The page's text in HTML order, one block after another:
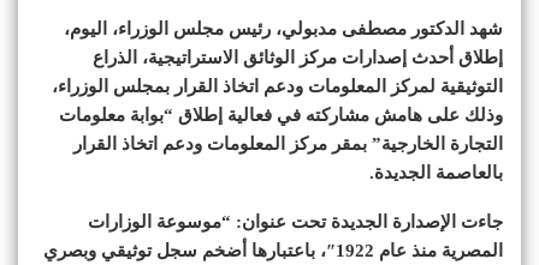
شهد الدكتور مصطفى مدبولي، رئيس مجلس الوزراء، اليوم،
إطلاق أحدث إصدارات مركز الوثائق الاستراتيجية، الذراع
التوثيقية لمركز المعلومات ودعم اتخاذ القرار بمجلس الوزراء،
وذلك على هامش مشاركته في فعالية إطلاق “بوابة معلومات
التجارة الخارجية” بمقر مركز المعلومات ودعم اتخاذ القرار
بالعاصمة الجديدة.
جاءت الإصدارة الجديدة تحت عنوان: “موسوعة الوزارات
المصرية منذ عام 1922″، باعتبارها أضخم سجل توثيقي وبصري